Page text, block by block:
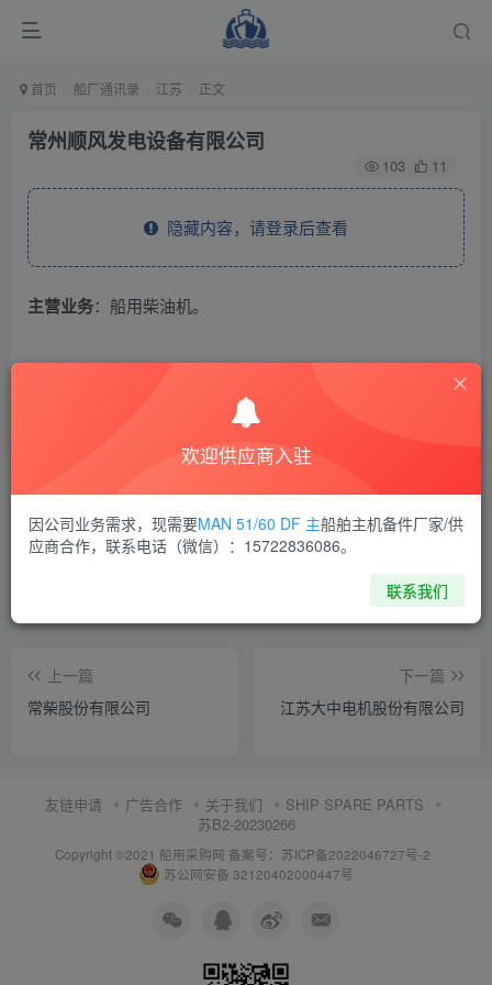
首页 船厂通讯录 江苏 正文
常州顺风发电设备有限公司
103 11
隐藏内容，请登录后查看
主营业务：船用柴油机。
THE END
喜欢就支持一下吧
上一篇
常柴股份有限公司
下一篇
江苏大中电机股份有限公司
友链申请 广告合作 关于我们
SHIP SPARE PARTS
苏B2-20230266
Copyright ©2021 船用采购网 备案号：苏ICP备2022046727号-2
苏公网安备 32120402000447号
欢迎供应商入驻
因公司业务需求，现需要MAN 51/60 DF 主船舶主机备件厂家/供
应商合作，联系电话（微信）：15722836086。
联系我们